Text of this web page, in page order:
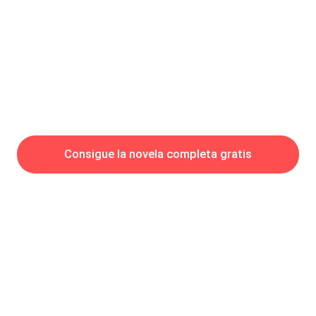
Consigue la novela completa gratis